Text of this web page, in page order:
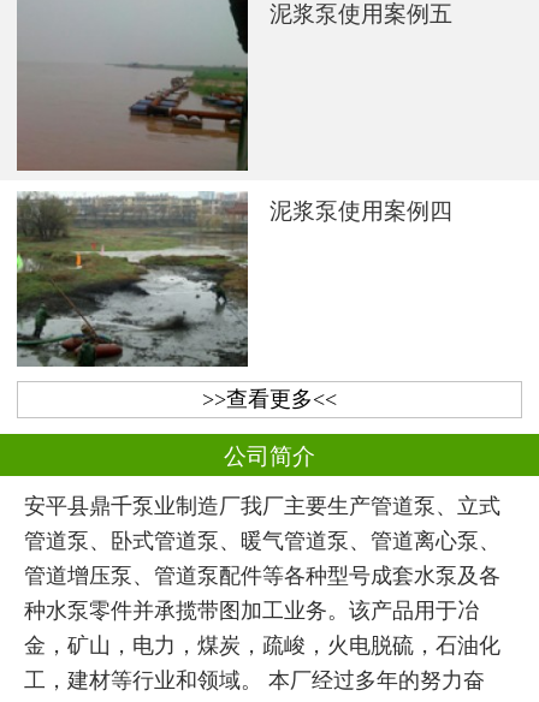
泥浆泵使用案例五
泥浆泵使用案例四
>>查看更多<<
公司简介
安平县鼎千泵业制造厂我厂主要生产管道泵、立式
管道泵、卧式管道泵、暖气管道泵、管道离心泵、
管道增压泵、管道泵配件等各种型号成套水泵及各
种水泵零件并承揽带图加工业务。该产品用于冶
金，矿山，电力，煤炭，疏峻，火电脱硫，石油化
工，建材等行业和领域。 本厂经过多年的努力奋